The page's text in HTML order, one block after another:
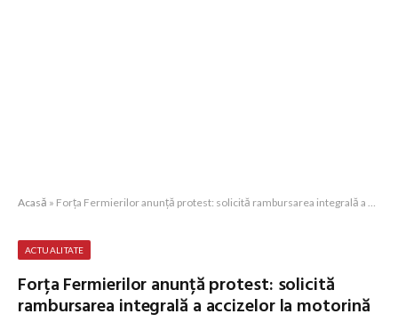
Acasă » Forța Fermierilor anunță protest: solicită rambursarea integrală a accizelor la motorină
ACTUALITATE
Forța Fermierilor anunță protest: solicită
rambursarea integrală a accizelor la motorină